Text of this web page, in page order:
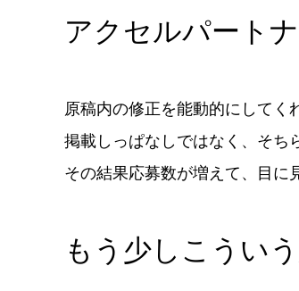
アクセルパート
原稿内の修正を能動的にしてく
掲載しっぱなしではなく、そち
その結果応募数が増えて、目に
もう少しこうい